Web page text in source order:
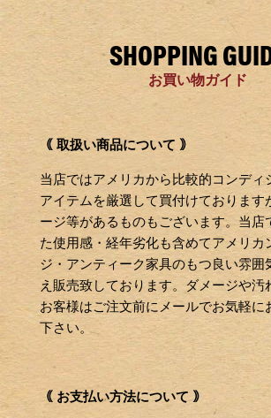
SHOPPING
お買い物ガイド
｟ 取扱い商品について ｠
当店ではアメリカから比較的コンディ
アイテムを厳選して買付けております
ージ等があるものもございます。当店
た使用感・経年劣化も含めてアメリカ
ジ・アンティーク家具のもつ良い雰囲
え販売致しております。ダメージや汚
お客様はご注文前にメールでお気軽に
下さい。
｟ お支払い方法について ｠